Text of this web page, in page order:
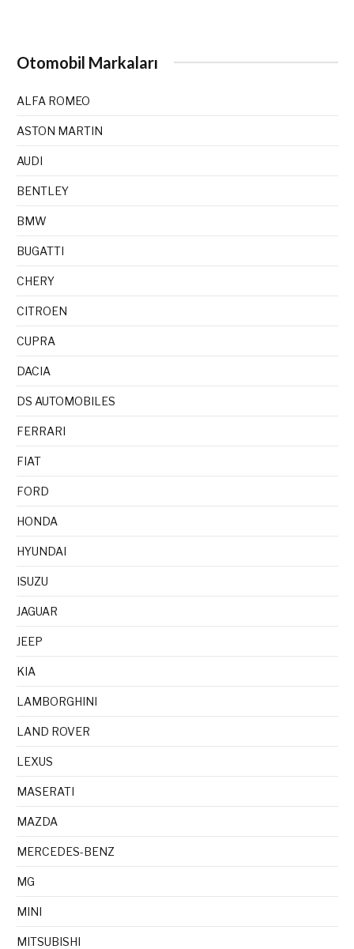
Otomobil Markaları
ALFA ROMEO
ASTON MARTIN
AUDI
BENTLEY
BMW
BUGATTI
CHERY
CITROEN
CUPRA
DACIA
DS AUTOMOBILES
FERRARI
FIAT
FORD
HONDA
HYUNDAI
ISUZU
JAGUAR
JEEP
KIA
LAMBORGHINI
LAND ROVER
LEXUS
MASERATI
MAZDA
MERCEDES-BENZ
MG
MINI
MITSUBISHI